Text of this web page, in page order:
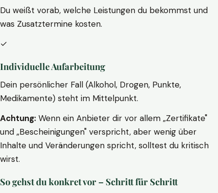
Du weißt vorab, welche Leistungen du bekommst und
was Zusatztermine kosten.
✓
Individuelle Aufarbeitung
Dein persönlicher Fall (Alkohol, Drogen, Punkte,
Medikamente) steht im Mittelpunkt.
Achtung: Wenn ein Anbieter dir vor allem „Zertifikate"
und „Bescheinigungen" verspricht, aber wenig über
Inhalte und Veränderungen spricht, solltest du kritisch
wirst.
So gehst du konkret vor – Schritt für Schritt